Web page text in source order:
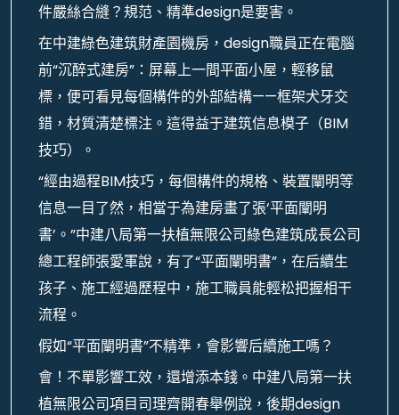
件嚴絲合縫？規范、精準design是要害。
在中建綠色建筑財產園機房，design職員正在電腦
前“沉醉式建房”：屏幕上一間平面小屋，輕移鼠
標，便可看見每個構件的外部結構——框架犬牙交
錯，材質清楚標注。這得益于建筑信息模子（BIM
技巧）。
“經由過程BIM技巧，每個構件的規格、裝置闡明等
信息一目了然，相當于為建房畫了張‘平面闡明
書’。”中建八局第一扶植無限公司綠色建筑成長公司
總工程師張愛軍說，有了“平面闡明書”，在后續生
孩子、施工經過歷程中，施工職員能輕松把握相干
流程。
假如“平面闡明書”不精準，會影響后續施工嗎？
會！不單影響工效，還增添本錢。中建八局第一扶
植無限公司項目司理齊開春舉例說，後期design